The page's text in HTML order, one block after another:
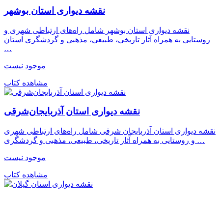
نقشه دیواری استان بوشهر
نقشه دیواری استان بوشهر شامل راه‌های ارتباطی شهری و
روستایی به همراه آثار تاریخی، طبیعی، مذهبی و گردشگری استان
…
موجود نیست
مشاهده کتاب
نقشه دیواری استان آذربایجان‌شرقی
نقشه دیواری استان آذربایجان شرقی شامل راه‌های ارتباطی شهری
و روستایی به همراه آثار تاریخی، طبیعی، مذهبی و گردشگری …
موجود نیست
مشاهده کتاب